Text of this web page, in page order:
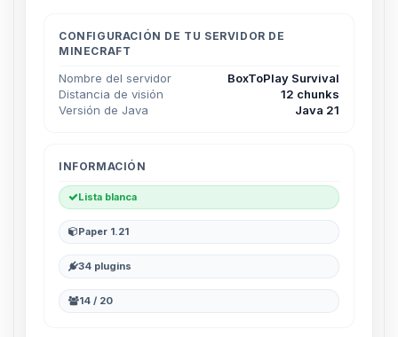
CONFIGURACIÓN DE TU SERVIDOR DE
MINECRAFT
Nombre del servidor
BoxToPlay Survival
Distancia de visión
12 chunks
Versión de Java
Java 21
INFORMACIÓN
Lista blanca
Paper 1.21
34 plugins
14 / 20